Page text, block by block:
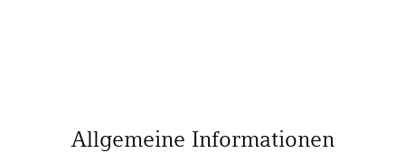
Allgemeine Informationen